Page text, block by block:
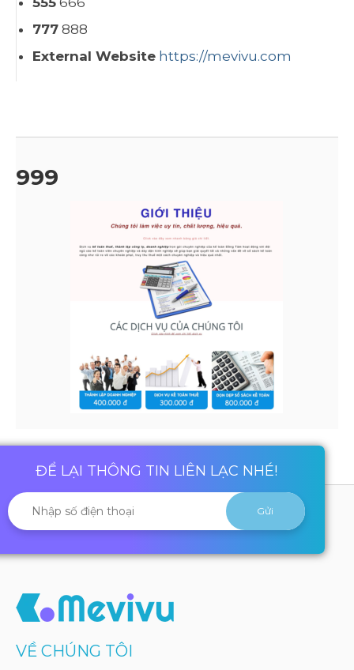
777 888
External Website https://mevivu.com
999
ĐỂ LẠI THÔNG TIN LIÊN LẠC NHÉ!
VỀ CHÚNG TÔI